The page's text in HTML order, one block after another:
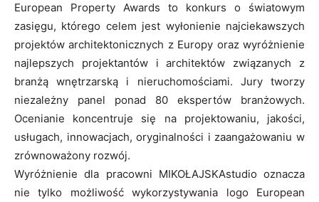
European Property Awards to konkurs o światowym
zasięgu, którego celem jest wyłonienie najciekawszych
projektów architektonicznych z Europy oraz wyróżnienie
najlepszych projektantów i architektów związanych z
branżą wnętrzarską i nieruchomościami. Jury tworzy
niezależny panel ponad 80 ekspertów branżowych.
Ocenianie koncentruje się na projektowaniu, jakości,
usługach, innowacjach, oryginalności i zaangażowaniu w
zrównoważony rozwój.
Wyróżnienie dla pracowni MIKOŁAJSKAstudio oznacza
nie tylko możliwość wykorzystywania logo European